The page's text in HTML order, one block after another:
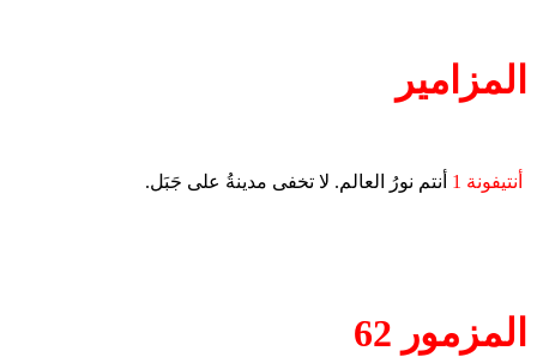
المزامير
أنتيفونة 1 أنتم نورُ العالم. لا تخفى مدينةُ على جَبَل.
المزمور 62